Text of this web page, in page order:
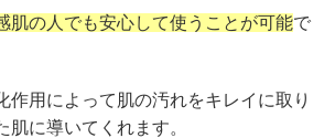
肌の人でも安心して使うことが可能で
作用によって肌の汚れをキレイに取り
肌に導いてくれます。